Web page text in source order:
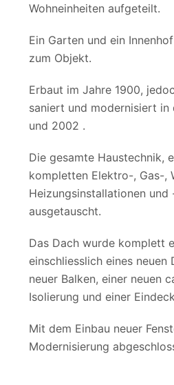
Wohneinheiten aufgeteilt.
Ein Garten und ein
zum Objekt.
Erbaut im Jahre 1900,
saniert und modernisiert in
und 2002 .
Die gesamte Haustechnik,
kompletten Elektro-, Gas-,
Heizungsinstallationen und
ausgetauscht.
Das Dach wurde komplett
einschliesslich eines neuen
neuer Balken, einer neuen
Isolierung und einer
Mit dem Einbau neuer
Modernisierung